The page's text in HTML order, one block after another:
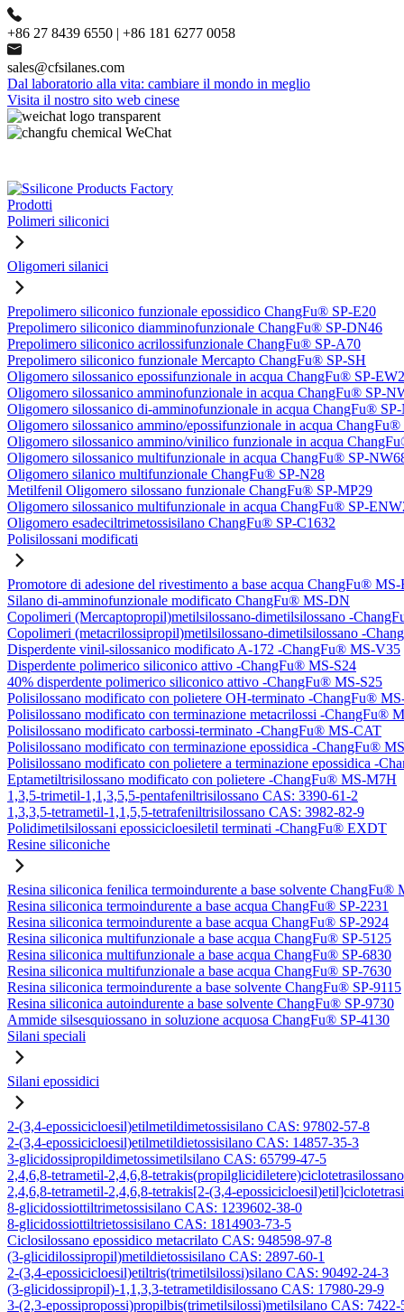
+86 27 8439 6550 | +86 181 6277 0058
sales@cfsilanes.com
Dal laboratorio alla vita: cambiare il mondo in meglio
Visita il nostro sito web cinese
Prodotti
Polimeri siliconici
Oligomeri silanici
Prepolimero siliconico funzionale epossidico ChangFu® SP-E20
Prepolimero siliconico diamminofunzionale ChangFu® SP-DN46
Prepolimero siliconico acrilossifunzionale ChangFu® SP-A70
Prepolimero siliconico funzionale Mercapto ChangFu® SP-SH
Oligomero silossanico epossifunzionale in acqua ChangFu® SP-
Oligomero silossanico amminofunzionale in acqua ChangFu® SP-
Oligomero silossanico di-amminofunzionale in acqua ChangFu®
Oligomero silossanico ammino/epossifunzionale in acqua
Oligomero silossanico ammino/vinilico funzionale in acqua
Oligomero silossanico multifunzionale in acqua ChangFu® SP-
Oligomero silanico multifunzionale ChangFu® SP-N28
Metilfenil Oligomero silossano funzionale ChangFu® SP-MP29
Oligomero silossanico multifunzionale in acqua ChangFu® SP-
Oligomero esadeciltrimetossisilano ChangFu® SP-C1632
Polisilossani modificati
Promotore di adesione del rivestimento a base acqua ChangFu® MS-
Silano di-amminofunzionale modificato ChangFu® MS-DN
Copolimeri (Mercaptopropil)metilsilossano-dimetilsilossano -
Copolimeri (metacrilossipropil)metilsilossano-dimetilsilossano -
Disperdente vinil-silossanico modificato A-172 -ChangFu® MS-V35
Disperdente polimerico siliconico attivo -ChangFu® MS-S24
40% disperdente polimerico siliconico attivo -ChangFu® MS-S25
Polisilossano modificato con polietere OH-terminato -ChangFu®
Polisilossano modificato con terminazione metacrilossi -ChangFu®
Polisilossano modificato carbossi-terminato -ChangFu® MS-CAT
Polisilossano modificato con terminazione epossidica -ChangFu®
Polisilossano modificato con polietere a terminazione epossidica -
Eptametiltrisilossano modificato con polietere -ChangFu® MS-M7H
1,3,5-trimetil-1,1,3,5,5-pentafeniltrisilossano CAS: 3390-61-2
1,3,3,5-tetrametil-1,1,5,5-tetrafeniltrisilossano CAS: 3982-82-9
Polidimetilsilossani epossicicloesiletil terminati -ChangFu® EXDT
Resine siliconiche
Resina siliconica fenilica termoindurente a base solvente ChangFu®
Resina siliconica termoindurente a base acqua ChangFu® SP-2231
Resina siliconica termoindurente a base acqua ChangFu® SP-2924
Resina siliconica multifunzionale a base acqua ChangFu® SP-5125
Resina siliconica multifunzionale a base acqua ChangFu® SP-6830
Resina siliconica multifunzionale a base acqua ChangFu® SP-7630
Resina siliconica termoindurente a base solvente ChangFu® SP-9115
Resina siliconica autoindurente a base solvente ChangFu® SP-9730
Ammide silsesquiossano in soluzione acquosa ChangFu® SP-4130
Silani speciali
Silani epossidici
2-(3,4-epossicicloesil)etilmetildimetossisilano CAS: 97802-57-8
2-(3,4-epossicicloesil)etilmetildietossisilano CAS: 14857-35-3
3-glicidossipropildimetossimetilsilano CAS: 65799-47-5
2,4,6,8-tetrametil-2,4,6,8-
2,4,6,8-tetrametil-2,4,6,8-tetrakis[2-(3,4-
8-glicidossiottiltrimetossisilano CAS: 1239602-38-0
8-glicidossiottiltrietossisilano CAS: 1814903-73-5
Ciclosilossano epossidico metacrilato CAS: 948598-97-8
(3-glicidilossipropil)metildietossisilano CAS: 2897-60-1
2-(3,4-epossicicloesil)etiltris(trimetilsilossi)silano CAS: 90492-24-3
(3-glicidossipropil)-1,1,3,3-tetrametildisilossano CAS: 17980-29-9
3-(2,3-epossipropossi)propilbis(trimetilsilossi)metilsilano CAS: 7422-